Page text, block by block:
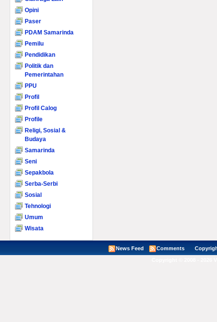
Opini
Paser
PDAM Samarinda
Pemilu
Pendidikan
Politik dan
Pemerintahan
PPU
Profil
Profil Calog
Profile
Religi, Sosial &
Budaya
Samarinda
Seni
Sepakbola
Serba-Serbi
Sosial
Tehnologi
Umum
Wisata
News Feed Comments Copyright